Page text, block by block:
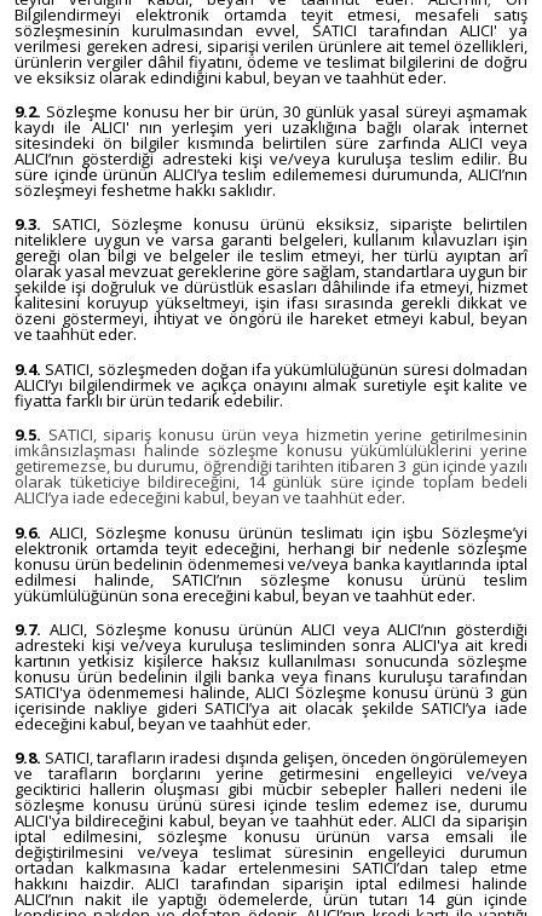
Bilgilendirmeyi elektronik ortamda teyit etmesi, mesafeli satış
sözleşmesinin kurulmasından evvel, SATICI tarafından ALICI' ya
verilmesi gereken adresi, siparişi verilen ürünlere ait temel özellikleri,
ürünlerin vergiler dâhil fiyatını, ödeme ve teslimat bilgilerini de doğru
ve eksiksiz olarak edindiğini kabul, beyan ve taahhüt eder.
9.2. Sözleşme konusu her bir ürün, 30 günlük yasal süreyi aşmamak
kaydı ile ALICI' nın yerleşim yeri uzaklığına bağlı olarak internet
sitesindeki ön bilgiler kısmında belirtilen süre zarfında ALICI veya
ALICI’nın gösterdiği adresteki kişi ve/veya kuruluşa teslim edilir. Bu
süre içinde ürünün ALICI’ya teslim edilememesi durumunda, ALICI’nın
sözleşmeyi feshetme hakkı saklıdır.
9.3. SATICI, Sözleşme konusu ürünü eksiksiz, siparişte belirtilen
niteliklere uygun ve varsa garanti belgeleri, kullanım kılavuzları işin
gereği olan bilgi ve belgeler ile teslim etmeyi, her türlü ayıptan arî
olarak yasal mevzuat gereklerine göre sağlam, standartlara uygun bir
şekilde işi doğruluk ve dürüstlük esasları dâhilinde ifa etmeyi, hizmet
kalitesini koruyup yükseltmeyi, işin ifası sırasında gerekli dikkat ve
özeni göstermeyi, ihtiyat ve öngörü ile hareket etmeyi kabul, beyan
ve taahhüt eder.
9.4. SATICI, sözleşmeden doğan ifa yükümlülüğünün süresi dolmadan
ALICI’yı bilgilendirmek ve açıkça onayını almak suretiyle eşit kalite ve
fiyatta farklı bir ürün tedarik edebilir.
9.5. SATICI, sipariş konusu ürün veya hizmetin yerine getirilmesinin
imkânsızlaşması halinde sözleşme konusu yükümlülüklerini yerine
getiremezse, bu durumu, öğrendiği tarihten itibaren 3 gün içinde yazılı
olarak tüketiciye bildireceğini, 14 günlük süre içinde toplam bedeli
ALICI’ya iade edeceğini kabul, beyan ve taahhüt eder.
9.6. ALICI, Sözleşme konusu ürünün teslimatı için işbu Sözleşme’yi
elektronik ortamda teyit edeceğini, herhangi bir nedenle sözleşme
konusu ürün bedelinin ödenmemesi ve/veya banka kayıtlarında iptal
edilmesi halinde, SATICI’nın sözleşme konusu ürünü teslim
yükümlülüğünün sona ereceğini kabul, beyan ve taahhüt eder.
9.7. ALICI, Sözleşme konusu ürünün ALICI veya ALICI’nın gösterdiği
adresteki kişi ve/veya kuruluşa tesliminden sonra ALICI'ya ait kredi
kartının yetkisiz kişilerce haksız kullanılması sonucunda sözleşme
konusu ürün bedelinin ilgili banka veya finans kuruluşu tarafından
SATICI'ya ödenmemesi halinde, ALICI Sözleşme konusu ürünü 3 gün
içerisinde nakliye gideri SATICI’ya ait olacak şekilde SATICI’ya iade
edeceğini kabul, beyan ve taahhüt eder.
9.8. SATICI, tarafların iradesi dışında gelişen, önceden öngörülemeyen
ve tarafların borçlarını yerine getirmesini engelleyici ve/veya
geciktirici hallerin oluşması gibi mücbir sebepler halleri nedeni ile
sözleşme konusu ürünü süresi içinde teslim edemez ise, durumu
ALICI'ya bildireceğini kabul, beyan ve taahhüt eder. ALICI da siparişin
iptal edilmesini, sözleşme konusu ürünün varsa emsali ile
değiştirilmesini ve/veya teslimat süresinin engelleyici durumun
ortadan kalkmasına kadar ertelenmesini SATICI’dan talep etme
hakkını haizdir. ALICI tarafından siparişin iptal edilmesi halinde
ALICI’nın nakit ile yaptığı ödemelerde, ürün tutarı 14 gün içinde